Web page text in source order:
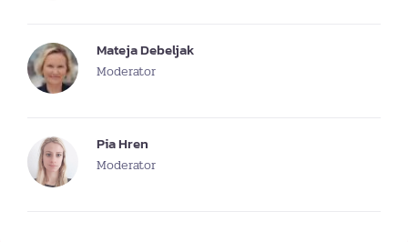
Mateja Debeljak
Moderator
Pia Hren
Moderator